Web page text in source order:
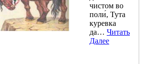
чистом во
поли́, Тута
куревка
да… Читать
Далее